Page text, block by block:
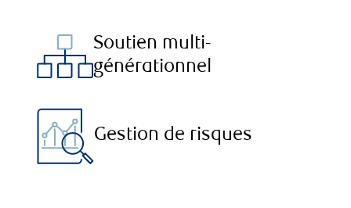
Soutien multi-
générationnel
Gestion de risques